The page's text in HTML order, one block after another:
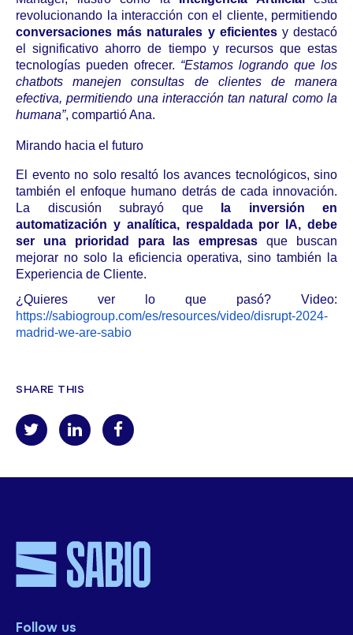
revolucionando la interacción con el cliente, permitiendo
conversaciones más naturales y eficientesy destacó
el significativo ahorro de tiempo y recursos que estas
tecnologías pueden ofrecer. “Estamos logrando que los
chatbots manejen consultas de clientes de manera
efectiva, permitiendo una interacción tan natural como la
humana”, compartió Ana.
Mirando hacia el futuro
El evento no solo resaltó los avances tecnológicos, sino
también el enfoque humano detrás de cada innovación.
La discusión subrayó que
la inversión en
automatización y analítica, respaldada por IA, debe
ser una prioridad para las empresas que buscan
mejorar no solo la eficiencia operativa, sino también la
Experiencia de Cliente.
¿Quieres ver lo que pasó? Video:
https://sabiogroup.com/es/resources/video/disrupt-2024-
madrid-we-are-sabio
SHARE THIS
Follow us